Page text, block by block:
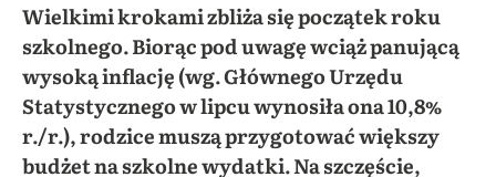
Wielkimi krokami zbliża się początek roku
szkolnego. Biorąc pod uwagę wciąż panującą
wysoką inflację(wg. Głównego Urzędu
Statystycznego w lipcu wynosiła ona 10,8%
r./r.), rodzice muszą przygotować większy
budżet na szkolne wydatki. Na szczęście,